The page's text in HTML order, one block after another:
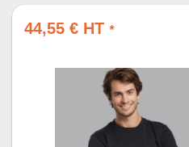
44,55 € HT *